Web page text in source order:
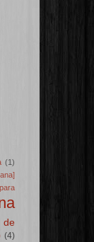
(1)
(4)